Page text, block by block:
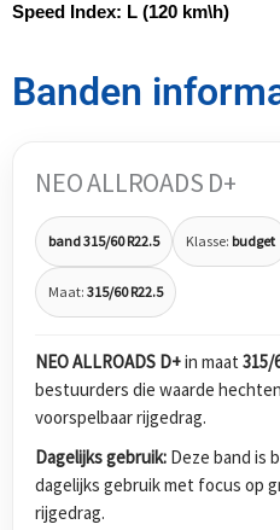
Speed Index: L (120 km\h)
Banden
NEO ALLROADS D+
band 315/60 R22.5 Klasse: budget
Maat: 315/60 R22.5
NEO ALLROADS D+in maat 315/
bestuurders die waarde
voorspelbaar rijgedrag.
Dagelijks gebruik: Deze band is
dagelijks gebruik met focus op
rijgedrag.